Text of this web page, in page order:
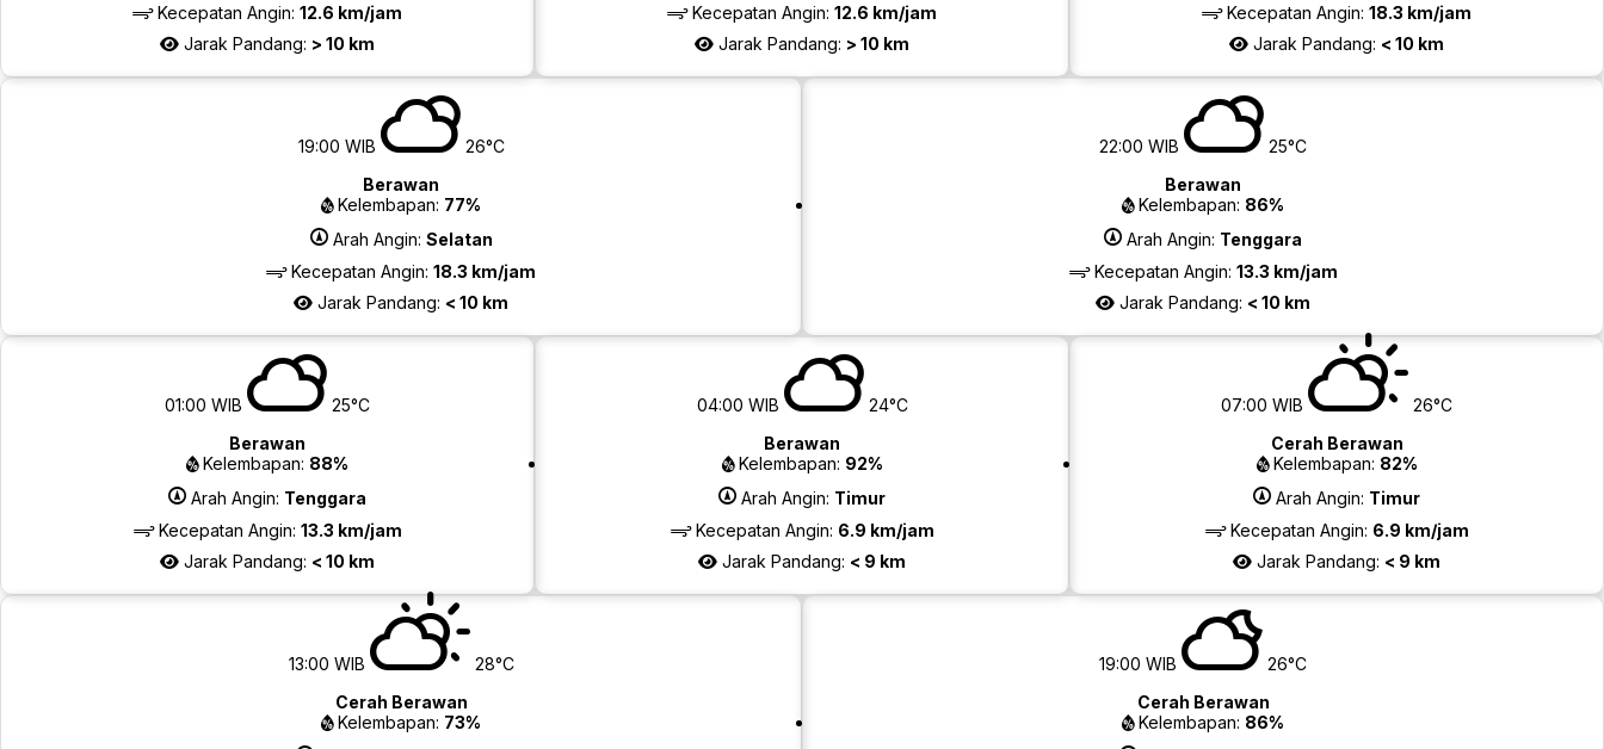
Kecepatan Angin: 12.6 km/jam
Jarak Pandang: > 10 km
Kecepatan Angin: 12.6 km/jam
Jarak Pandang: > 10 km
Kecepatan Angin: 18.3 km/jam
Jarak Pandang: < 10 km
19:00 WIB
26°C
Berawan
Kelembapan: 77%
Arah Angin: Selatan
Kecepatan Angin: 18.3 km/jam
Jarak Pandang: < 10 km
22:00 WIB
25°C
Berawan
Kelembapan: 86%
Arah Angin: Tenggara
Kecepatan Angin: 13.3 km/jam
Jarak Pandang: < 10 km
01:00 WIB
25°C
Berawan
Kelembapan: 88%
Arah Angin: Tenggara
Kecepatan Angin: 13.3 km/jam
Jarak Pandang: < 10 km
04:00 WIB
24°C
Berawan
Kelembapan: 92%
Arah Angin: Timur
Kecepatan Angin: 6.9 km/jam
Jarak Pandang: < 9 km
07:00 WIB
26°C
Cerah Berawan
Kelembapan: 82%
Arah Angin: Timur
Kecepatan Angin: 6.9 km/jam
Jarak Pandang: < 9 km
13:00 WIB
28°C
Cerah Berawan
Kelembapan: 73%
19:00 WIB
26°C
Cerah Berawan
Kelembapan: 86%